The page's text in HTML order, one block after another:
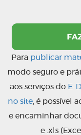
Para publicar
modo seguro e
aos serviços do E-
no site , é possível
e encaminhar
e .xls